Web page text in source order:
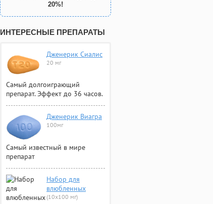
20%!
ИНТЕРЕСНЫЕ ПРЕПАРАТЫ
Дженерик Сиалис
20 мг
Самый долгоиграющий
препарат. Эффект до 36 часов.
Дженерик Виагра
100мг
Самый известный в мире
препарат
Набор для
влюбленных
(10х100 мг)